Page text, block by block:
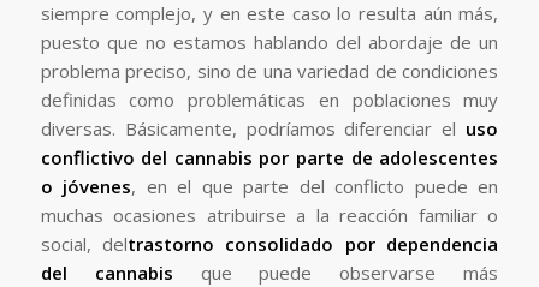
siempre complejo, y en este caso lo resulta aún más,
puesto que no estamos hablando del abordaje de un
problema preciso, sino de una variedad de condiciones
definidas como problemáticas en poblaciones muy
diversas. Básicamente, podríamos diferenciar el uso
conflictivo del cannabis por parte de adolescentes
o jóvenes, en el que parte del conflicto puede en
muchas ocasiones atribuirse a la reacción familiar o
social, deltrastorno consolidado por dependencia
del cannabis que puede observarse más